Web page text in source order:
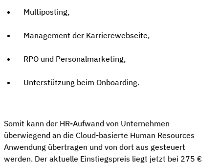
Multiposting,
Management der Karrierewebseite,
RPO und Personalmarketing,
Unterstützung beim Onboarding.
Somit kann der HR-Aufwand von Unternehmen
überwiegend an die Cloud-basierte Human Resources
Anwendung übertragen und von dort aus gesteuert
werden. Der aktuelle Einstiegspreis liegt jetzt bei 275 €